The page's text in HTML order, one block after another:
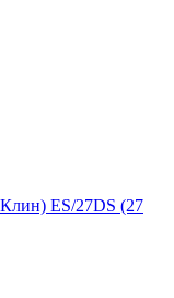
ES/27DS (27